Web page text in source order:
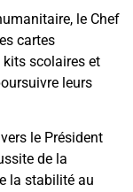
le Chef
cartes
kits scolaires et
leurs
le Président
de la
la stabilité au